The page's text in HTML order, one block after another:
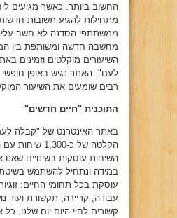
החשוב ביותר. כאשר מגיעים
מתחילות להגיע תשובות
ממשתתפי הסדנה לא חשב
מחשבה חדשה ומשותפת בין
השיעורים מוקלטים וזמינים
לעם". האתר נגיש באופן חופשי
רבים שומעים את השיעור
התוכנית "חיים חדשים"
באתר האינטרנט של "קבלה
הקלטה של כ-
השיחות עוסקות בשינויים שאנו
במידה ונתחיל להשתמש בשיטת
עוסקת בכל תחומי החיים:
עבודה, קריירה, תקשורת ועוד
קשורים לחיי היום יום שלנו.